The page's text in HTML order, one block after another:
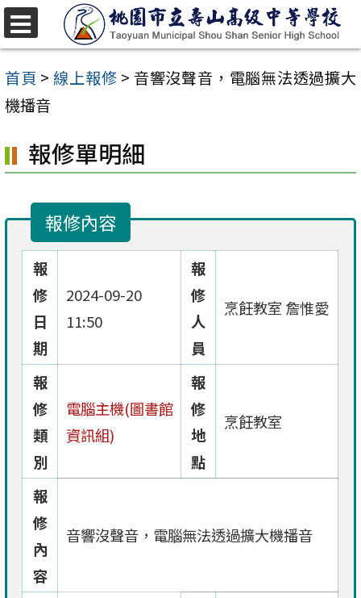
跳
至
主
要
容
區
首頁 >線上報修 > 音響沒聲音，電腦無法透過擴大
機播音
報修單明細
報修內容
報
修
日
期
2024-09-20
11:50
報
修
人
員
烹飪教室 詹惟愛
報
修
類
別
電腦主機(圖書館
資訊組)
報
修
地
點
烹飪教室
報
修
內
容
音響沒聲音，電腦無法透過擴大機播音
選
單